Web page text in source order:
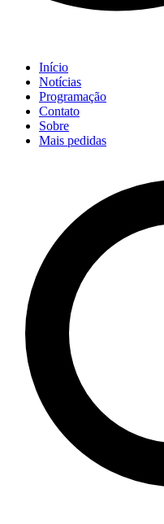
Início
Notícias
Programação
Contato
Sobre
Mais pedidas